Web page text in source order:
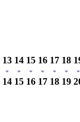
13
14
14
15
15
16
16
17
17
18
18
19